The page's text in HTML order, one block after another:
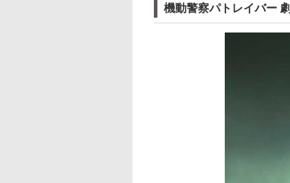
機動警察パトレイバー